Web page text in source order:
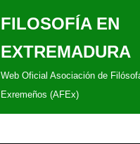
FILOSOFÍA EN
EXTREMADURA
Web Oficial Asociación de
Exremeños (AFEx)